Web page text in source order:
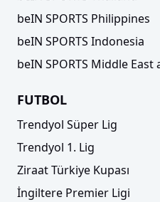
beIN SPORTS Philippines
beIN SPORTS Indonesia
beIN SPORTS Middle East
FUTBOL
Trendyol Süper Lig
Trendyol 1. Lig
Ziraat Türkiye Kupası
İngiltere Premier Ligi